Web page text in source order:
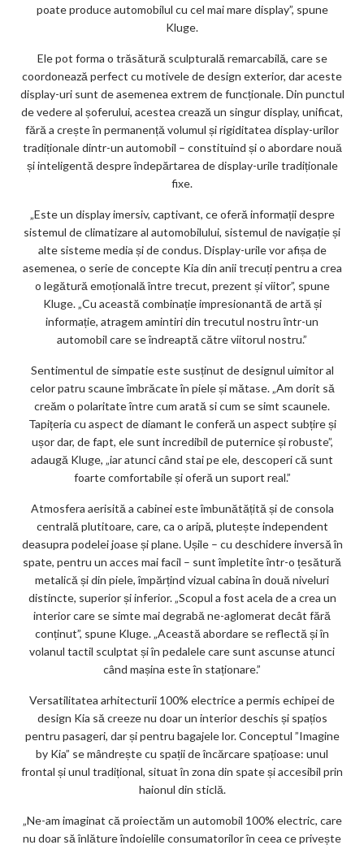
poate produce automobilul cu cel mai mare display”, spune
Kluge.
Ele pot forma o trăsătură sculpturală remarcabilă, care se
coordonează perfect cu motivele de design exterior, dar aceste
display-uri sunt de asemenea extrem de funcționale. Din punctul
de vedere al șoferului, acestea crează un singur display, unificat,
fără a crește în permanență volumul și rigiditatea display-urilor
tradiționale dintr-un automobil – constituind și o abordare nouă
și inteligentă despre îndepărtarea de display-urile tradiționale
fixe.
„Este un display imersiv, captivant, ce oferă informații despre
sistemul de climatizare al automobilului, sistemul de navigație și
alte sisteme media și de condus. Display-urile vor afișa de
asemenea, o serie de concepte Kia din anii trecuți pentru a crea
o legătură emoțională între trecut, prezent și viitor”, spune
Kluge. „Cu această combinație impresionantă de artă și
informație, atragem amintiri din trecutul nostru într-un
automobil care se îndreaptă către viitorul nostru.”
Sentimentul de simpatie este susținut de designul uimitor al
celor patru scaune îmbrăcate în piele și mătase. „Am dorit să
creăm o polaritate între cum arată si cum se simt scaunele.
Tapițeria cu aspect de diamant le conferă un aspect subțire și
ușor dar, de fapt, ele sunt incredibil de puternice și robuste”,
adaugă Kluge, „iar atunci când stai pe ele, descoperi că sunt
foarte comfortabile și oferă un suport real.”
Atmosfera aerisită a cabinei este îmbunătățită și de consola
centrală plutitoare, care, ca o aripă, plutește independent
deasupra podelei joase și plane. Ușile – cu deschidere inversă în
spate, pentru un acces mai facil – sunt împletite într-o țesătură
metalică și din piele, împărțind vizual cabina în două niveluri
distincte, superior și inferior. „Scopul a fost acela de a crea un
interior care se simte mai degrabă ne-aglomerat decât fără
conținut”, spune Kluge. „Această abordare se reflectă și în
volanul tactil sculptat și în pedalele care sunt ascunse atunci
când mașina este în staționare.”
Versatilitatea arhitecturii 100% electrice a permis echipei de
design Kia să creeze nu doar un interior deschis și spațios
pentru pasageri, dar și pentru bagajele lor. Conceptul ”Imagine
by Kia” se mândrește cu spații de încărcare spațioase: unul
frontal și unul tradițional, situat în zona din spate și accesibil prin
haionul din sticlă.
„Ne-am imaginat că proiectăm un automobil 100% electric, care
nu doar să înlăture îndoielile consumatorilor în ceea ce privește